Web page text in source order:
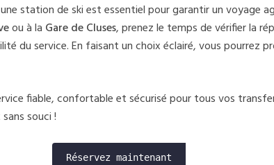
station de ski est essentiel pour garantir un voyage
ou à la Gare de Cluses, prenez le temps de vérifier la
du service. En faisant un choix éclairé, vous pourrez
fiable, confortable et sécurisé pour tous vos
souci !
Réservez maintenant